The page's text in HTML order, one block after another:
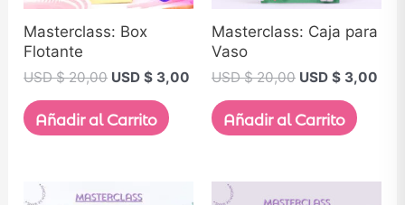
Masterclass: Box
Flotante
USD $20,00 USD $ 3,00
Añadir al Carrito
Masterclass: Caja para
Vaso
USD $20,00 USD $ 3,00
Añadir al Carrito